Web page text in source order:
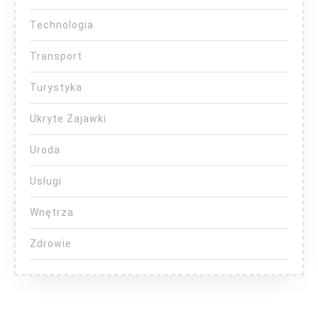
Technologia
Transport
Turystyka
Ukryte Zajawki
Uroda
Usługi
Wnętrza
Zdrowie